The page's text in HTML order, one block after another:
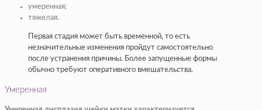
умеренная;
тяжелая.
Первая стадия может быть временной, то есть
незначительные изменения пройдут самостоятельно
после устранения причины. Более запущенные формы
обычно требуют оперативного вмешательства.
Умеренная